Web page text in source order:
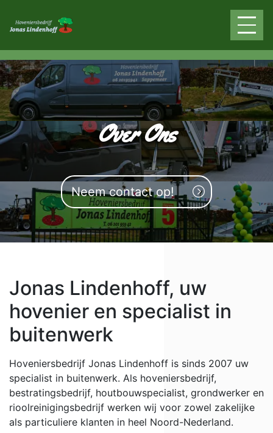
Over Ons
Neem contact op!
Jonas Lindenhoff, uw
hovenier en specialist in
buitenwerk
Hoveniersbedrijf Jonas Lindenhoff is sinds 2007 uw
specialist in buitenwerk. Als hoveniersbedrijf,
bestratingsbedrijf, houtbouwspecialist, grondwerker en
rioolreinigingsbedrijf werken wij voor zowel zakelijke
als particuliere klanten in heel Noord-Nederland.